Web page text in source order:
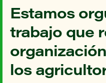
Estamos
trabajo que
los